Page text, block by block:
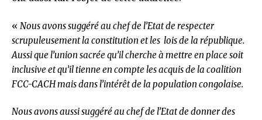
« Nous avons suggéré au chef de l’Etat de respecter
scrupuleusement la constitution et les lois de la république.
Aussi que l’union sacrée qu’il cherche à mettre en place soit
inclusive et qu’il tienne en compte les acquis de la coalition
FCC-CACH mais dans l’intérêt de la population congolaise.
Nous avons aussi suggéré au chef de l’Etat de donner des